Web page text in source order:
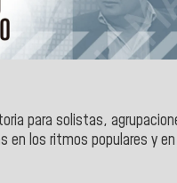
para solistas,
los ritmos populares y